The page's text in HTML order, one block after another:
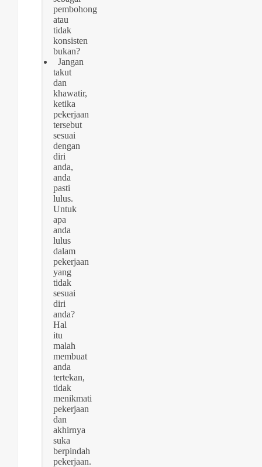
pembohong
atau
tidak
konsisten
bukan?
Jangan
takut
dan
khawatir,
ketika
pekerjaan
tersebut
sesuai
dengan
diri
anda,
anda
pasti
lulus.
Untuk
apa
anda
lulus
dalam
pekerjaan
yang
tidak
sesuai
diri
anda?
Hal
itu
malah
membuat
anda
tertekan,
tidak
menikmati
pekerjaan
dan
akhirnya
suka
berpindah
pekerjaan.